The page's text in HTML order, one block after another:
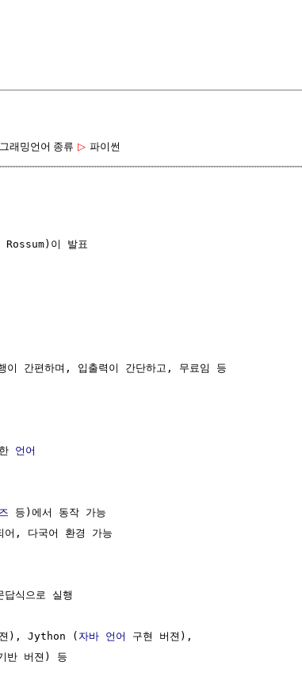
래밍언어 종류 ▷ 파이썬
Rossum)이 발표
간편하며, 입출력이 간단하고, 무료임 등
언어
등)에서 동작 가능
어, 다국어 환경 가능
식으로 실행
젼), Jython (자바 언어
구현 버젼),
반 버젼) 등